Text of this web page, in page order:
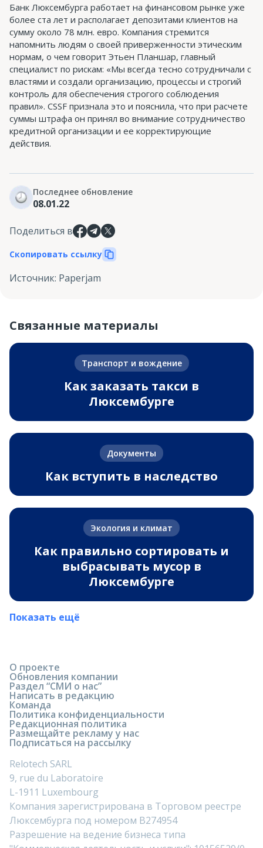
Банк Люксембурга работает на финансовом рынке уже
более ста лет и располагает депозитами клиентов на
сумму около 78 млн. евро. Компания стремится
напомнить людям о своей приверженности этическим
нормам, о чем говорит Этьен Планшар, главный
специалист по рискам: «Мы всегда тесно сотрудничали с
властями и создали организацию, процессы и строгий
контроль для обеспечения строгого соблюдения
правил». CSSF признала это и пояснила, что при расчете
суммы штрафа он принял во внимание сотрудничество
кредитной организации и ее корректирующие
действия.
Последнее обновление
08.01.22
Поделиться в
Скопировать ссылку
Источник: Paperjam
Связанные материалы
Транспорт и вождение
Как заказать такси в
Люксембурге
Документы
Как вступить в наследство
Экология и климат
Как правильно сортировать и
выбрасывать мусор в
Люксембурге
Показать ещё
О проекте
Обновления компании
Раздел “СМИ о нас”
Написать в редакцию
Команда
Политика конфиденциальности
Редакционная политика
Размещайте рекламу у нас
Подписаться на рассылку
Relotech SARL
9, rue du Laboratoire
L-1911 Luxembourg
Компания зарегистрирована в Торговом реестре
Люксембурга под номером B274954
Разрешение на ведение бизнеса типа